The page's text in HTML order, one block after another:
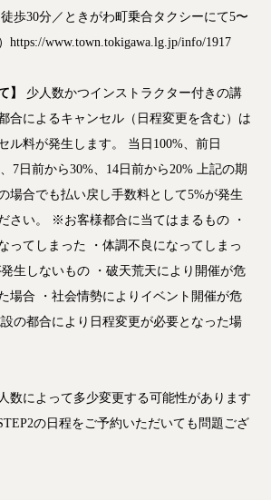
歩30分／ときがわ町乗合タクシーにて5〜
https://www.town.tokigawa.lg.jp/info/1917
】 少人数かつインストラクター付きの講
合によるキャンセル（日程変更を含む）は
ル料が発生します。 当日100%、前日
7日前から30%、14日前から20% 上記の期
場合でも払い戻し手数料として5%が発生
さい。 ※お客様都合に当てはまるもの ・
ってしまった ・体調不良になってしまっ
生しないもの ・破天荒天により開催が危
場合 ・社会情勢によりイベント開催が危
の都合により日程変更が必要となった場
数によって多少変更する可能性があります
の日程をご予約いただいても問題ござ